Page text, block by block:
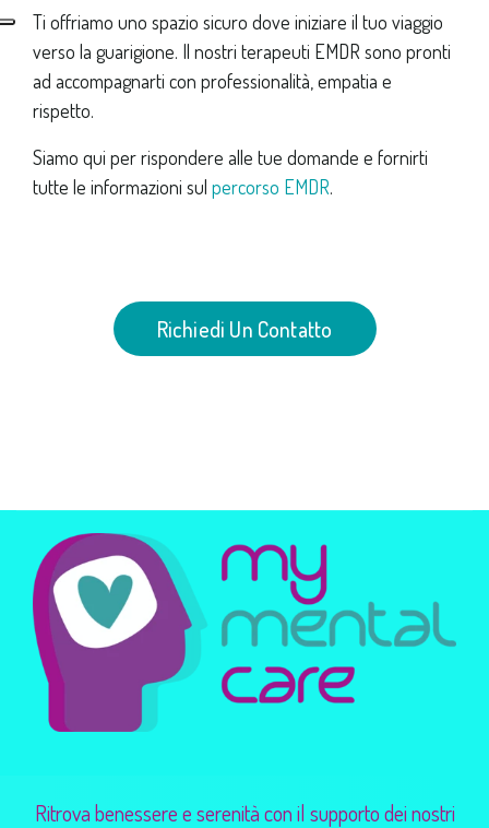
Ti offriamo uno spazio sicuro dove iniziare il tuo viaggio
verso la guarigione. Il nostri terapeuti EMDR sono pronti
ad accompagnarti con professionalità, empatia e
rispetto.
Siamo qui per rispondere alle tue domande e fornirti
tutte le informazioni sul percorso EMDR.
Richiedi Un Contatto
Ritrova benessere e serenità con il supporto dei nostri